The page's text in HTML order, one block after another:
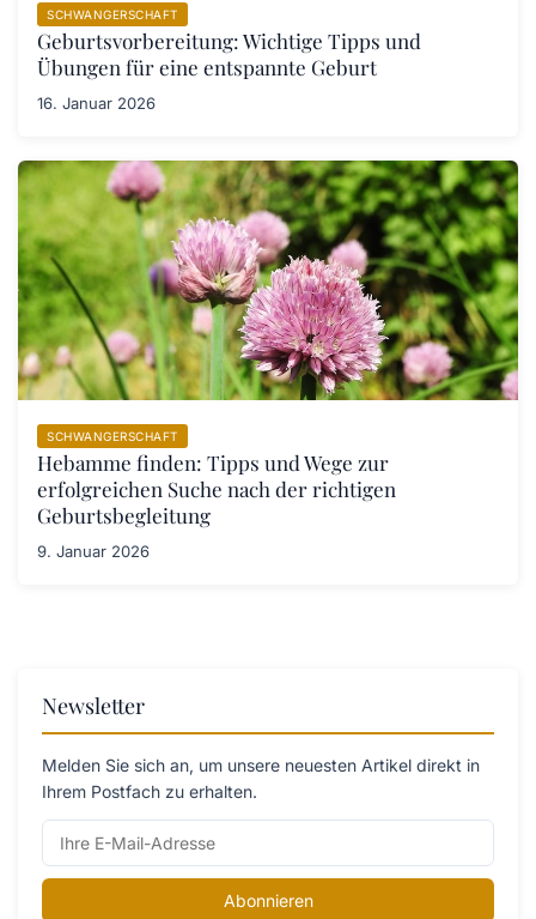
SCHWANGERSCHAFT
Geburtsvorbereitung: Wichtige Tipps und
Übungen für eine entspannte Geburt
16. Januar 2026
SCHWANGERSCHAFT
Hebamme finden: Tipps und Wege zur
erfolgreichen Suche nach der richtigen
Geburtsbegleitung
9. Januar 2026
Newsletter
Melden Sie sich an, um unsere neuesten Artikel direkt in
Ihrem Postfach zu erhalten.
Abonnieren